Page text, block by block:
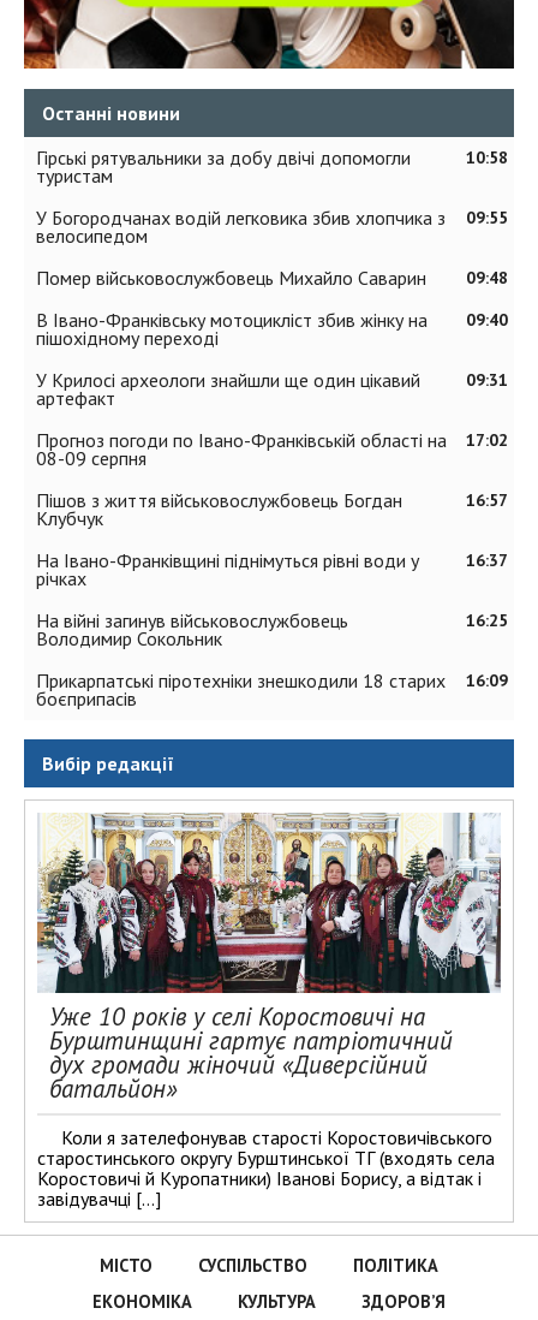
Останні новини
10:58
Гірські рятувальники за добу двічі допомогли
туристам
09:55
У Богородчанах водій легковика збив хлопчика з
велосипедом
09:48
Помер військовослужбовець Михайло Саварин
09:40
В Івано-Франківську мотоцикліст збив жінку на
пішохідному переході
09:31
У Крилосі археологи знайшли ще один цікавий
артефакт
17:02
Прогноз погоди по Івано-Франківській області на
08-09 серпня
16:57
Пішов з життя військовослужбовець Богдан
Клубчук
16:37
На Івано-Франківщині піднімуться рівні води у
річках
16:25
На війні загинув військовослужбовець
Володимир Сокольник
16:09
Прикарпатські піротехніки знешкодили 18 старих
боєприпасів
Вибір редакції
Уже 10 років у селі Коростовичі на
Бурштинщині гартує патріотичний
дух громади жіночий «Диверсійний
батальйон»
Коли я зателефонував старості Коростовичівського
старостинського округу Бурштинської ТГ (входять села
Коростовичі й Куропатники) Іванові Борису, а відтак і
завідувачці […]
МІСТО СУСПІЛЬСТВО
ПОЛІТИКА
ЕКОНОМІКА
КУЛЬТУРА ЗДОРОВ’Я